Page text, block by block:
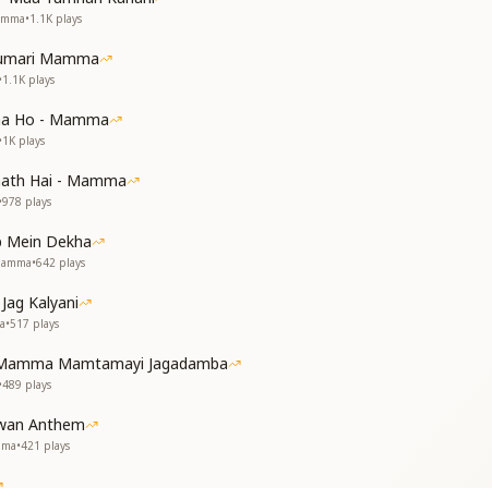
सन्तुलन
•1.1K plays
Mamma
•1.1K plays
Ho - Mamma
•1K plays
Hai - Mamma
•978 plays
Mein Dekha
•642 plays
Kalyani
•517 plays
Mamtamayi Jagadamba
•489 plays
Anthem
•421 plays